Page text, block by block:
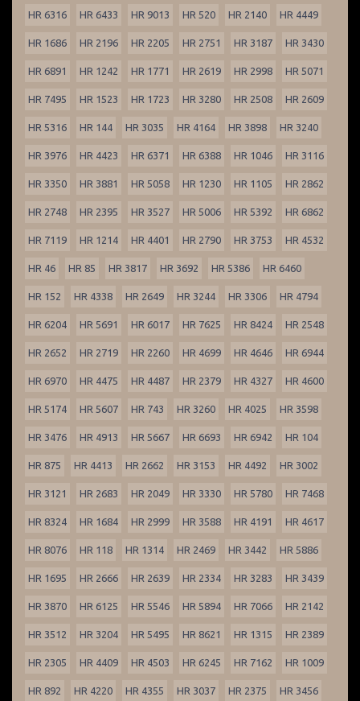
HR 6316 HR 6433 HR 9013 HR 520 HR 2140 HR 4449
HR 1686 HR 2196 HR 2205 HR 2751 HR 3187 HR 3430
HR 6891 HR 1242 HR 1771 HR 2619 HR 2998 HR 5071
HR 7495 HR 1523 HR 1723 HR 3280 HR 2508 HR 2609
HR 5316 HR 144 HR 3035 HR 4164 HR 3898 HR 3240
HR 3976 HR 4423 HR 6371 HR 6388 HR 1046 HR 3116
HR 3350 HR 3881 HR 5058 HR 1230 HR 1105 HR 2862
HR 2748 HR 2395 HR 3527 HR 5006 HR 5392 HR 6862
HR 7119 HR 1214 HR 4401 HR 2790 HR 3753 HR 4532
HR 46 HR 85 HR 3817 HR 3692 HR 5386 HR 6460
HR 152 HR 4338 HR 2649 HR 3244 HR 3306 HR 4794
HR 6204 HR 5691 HR 6017 HR 7625 HR 8424 HR 2548
HR 2652 HR 2719 HR 2260 HR 4699 HR 4646 HR 6944
HR 6970 HR 4475 HR 4487 HR 2379 HR 4327 HR 4600
HR 5174 HR 5607 HR 743 HR 3260 HR 4025 HR 3598
HR 3476 HR 4913 HR 5667 HR 6693 HR 6942 HR 104
HR 875 HR 4413 HR 2662 HR 3153 HR 4492 HR 3002
HR 3121 HR 2683 HR 2049 HR 3330 HR 5780 HR 7468
HR 8324 HR 1684 HR 2999 HR 3588 HR 4191 HR 4617
HR 8076 HR 118 HR 1314 HR 2469 HR 3442 HR 5886
HR 1695 HR 2666 HR 2639 HR 2334 HR 3283 HR 3439
HR 3870 HR 6125 HR 5546 HR 5894 HR 7066 HR 2142
HR 3512 HR 3204 HR 5495 HR 8621 HR 1315 HR 2389
HR 2305 HR 4409 HR 4503 HR 6245 HR 7162 HR 1009
HR 892 HR 4220 HR 4355 HR 3037 HR 2375 HR 3456